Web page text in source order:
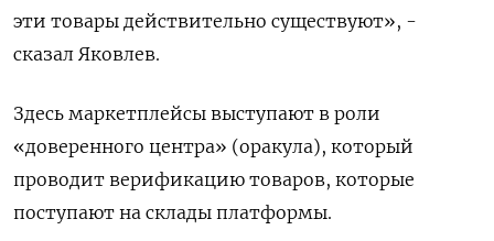
эти товары действительно существуют», -
сказал Яковлев.
Здесь маркетплейсы выступают в роли
«доверенного ‌центра» (оракула), который
проводит верификацию товаров, которые
поступают на склады платформы.